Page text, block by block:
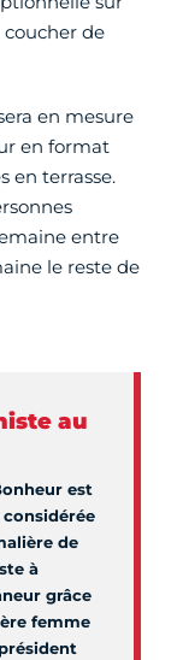
coucher de
en mesure
en format
en terrasse.
entre
le reste de
au
est
de
à
grâce
femme